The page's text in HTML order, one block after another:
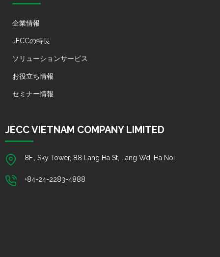
企業情報
JECCの特長
ソリューションサービス
お役立ち情報
セミナー情報
JECC VIETNAM COMPANY LIMITED
8F., Sky Tower, 88 Lang Ha St, Lang Wd, Ha Noi
+84-24-2283-4888